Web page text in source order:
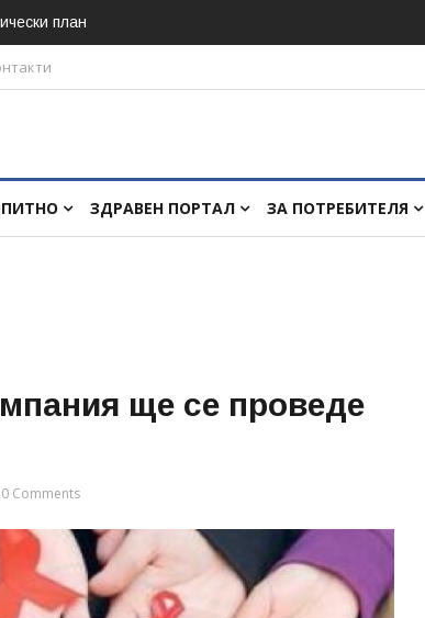
план
ЗДРАВЕН ПОРТАЛ ЗА ПОТРЕБИТЕЛЯ
ще се проведе
0 Comments